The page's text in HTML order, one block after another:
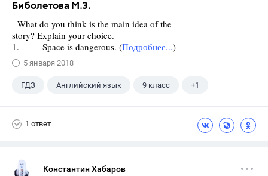
Биболетова М.З.
What do you think is the main idea of the
story? Explain your choice.
1. Space is dangerous. (Подробнее...)
5 января 2018
ГДЗ Английский язык 9 класс +1
1 ответ
Константин Хабаров